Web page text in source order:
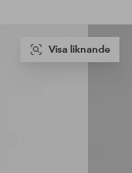
Visa liknande